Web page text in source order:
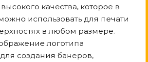
качества, которое в
использовать для печати
в любом размере.
логотипа
создания банеров,